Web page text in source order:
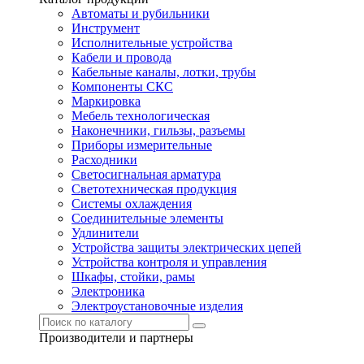
Автоматы и рубильники
Инструмент
Исполнительные устройства
Кабели и провода
Кабельные каналы, лотки, трубы
Компоненты СКС
Маркировка
Мебель технологическая
Наконечники, гильзы, разъемы
Приборы измерительные
Расходники
Светосигнальная арматура
Светотехническая продукция
Системы охлаждения
Соединительные элементы
Удлинители
Устройства защиты электрических цепей
Устройства контроля и управления
Шкафы, стойки, рамы
Электроника
Электроустановочные изделия
Производители и партнеры